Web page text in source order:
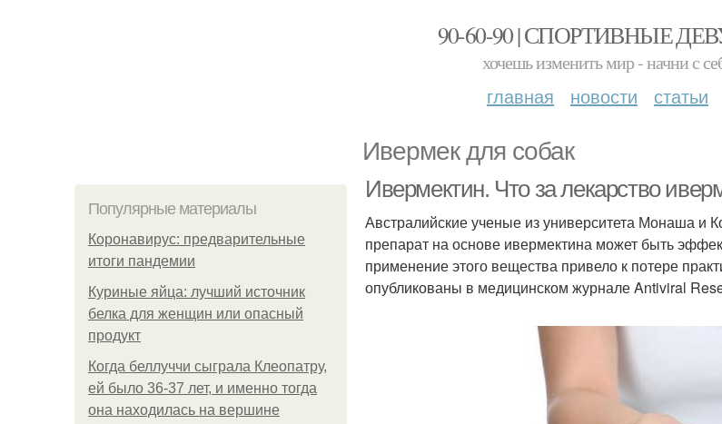
90-60-90 | СПОРТИВНЫЕ
хочешь изменить мир - начни с
главная новости статьи
Ивермек для собак
Популярные материалы
Коронавирус: предварительные
итоги пандемии
Куриные яйца: лучший источник
белка для женщин или опасный
продукт
Когда беллуччи сыграла Клеопатру,
ей было 36-37 лет, и именно тогда
она находилась на вершине
Ивермектин. Что за лекарство
Австралийские ученые из университета Монаша и
препарат на основе ивермектина может быть
применение этого вещества привело к потере
опубликованы в медицинском журнале Antiviral